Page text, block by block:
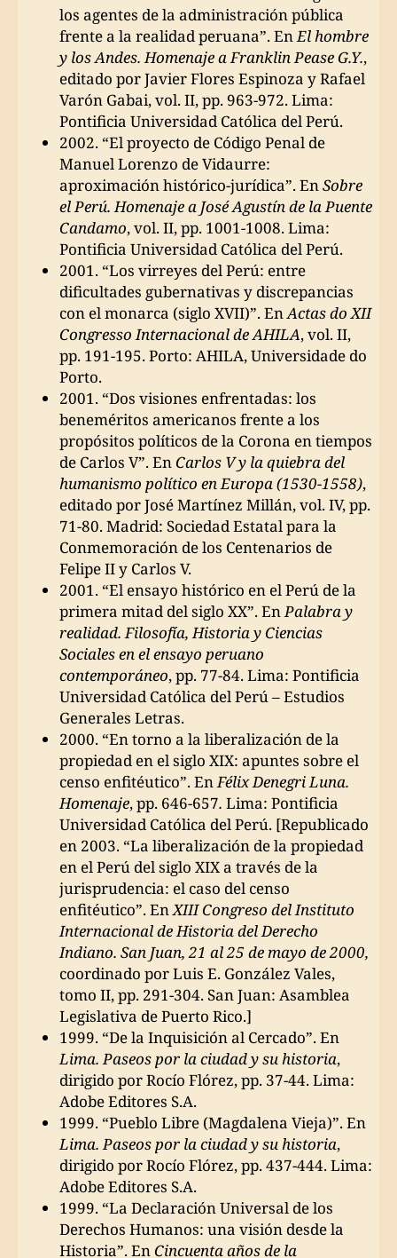
los agentes de la administración pública
frente a la realidad peruana”. EnEl hombre
y los Andes. Homenaje a Franklin Pease G.Y.,
editado por Javier Flores Espinoza y Rafael
Varón Gabai, vol. II, pp. 963-972. Lima:
Pontificia Universidad Católica del Perú.
2002. “El proyecto de Código Penal de
Manuel Lorenzo de Vidaurre:
aproximación histórico-jurídica”. EnSobre
el Perú. Homenaje a José Agustín de la Puente
Candamo, vol. II, pp. 1001-1008. Lima:
Pontificia Universidad Católica del Perú.
2001. “Los virreyes del Perú: entre
dificultades gubernativas y discrepancias
con el monarca (siglo XVII)”. EnActas do XII
Congresso Internacional de AHILA, vol. II,
pp. 191-195. Porto: AHILA, Universidade do
Porto.
2001. “Dos visiones enfrentadas: los
beneméritos americanos frente a los
propósitos políticos de la Corona en tiempos
de Carlos V”. En Carlos V y la quiebra del
humanismo político en Europa (1530-1558),
editado por José Martínez Millán, vol. IV, pp.
71-80. Madrid: Sociedad Estatal para la
Conmemoración de los Centenarios de
Felipe II y Carlos V.
2001. “El ensayo histórico en el Perú de la
primera mitad del siglo XX”. EnPalabra y
realidad. Filosofía, Historia y Ciencias
Sociales en el ensayo peruano
contemporáneo, pp. 77-84. Lima: Pontificia
Universidad Católica del Perú – Estudios
Generales Letras.
2000. “En torno a la liberalización de la
propiedad en el siglo XIX: apuntes sobre el
censo enfitéutico”. EnFélix Denegri Luna.
Homenaje, pp. 646-657. Lima: Pontificia
Universidad Católica del Perú. [Republicado
en 2003. “La liberalización de la propiedad
en el Perú del siglo XIX a través de la
jurisprudencia: el caso del censo
enfitéutico”. EnXIII Congreso del Instituto
Internacional de Historia del Derecho
Indiano. San Juan, 21 al 25 de mayo de 2000,
coordinado por Luis E. González Vales,
tomo II, pp. 291-304. San Juan: Asamblea
Legislativa de Puerto Rico.]
1999. “De la Inquisición al Cercado”. En
Lima. Paseos por la ciudad y su historia,
dirigido por Rocío Flórez, pp. 37-44. Lima:
Adobe Editores S.A.
1999. “Pueblo Libre (Magdalena Vieja)”. En
Lima. Paseos por la ciudad y su historia,
dirigido por Rocío Flórez, pp. 437-444. Lima:
Adobe Editores S.A.
1999. “La Declaración Universal de los
Derechos Humanos: una visión desde la
Historia”. En Cincuenta años de la